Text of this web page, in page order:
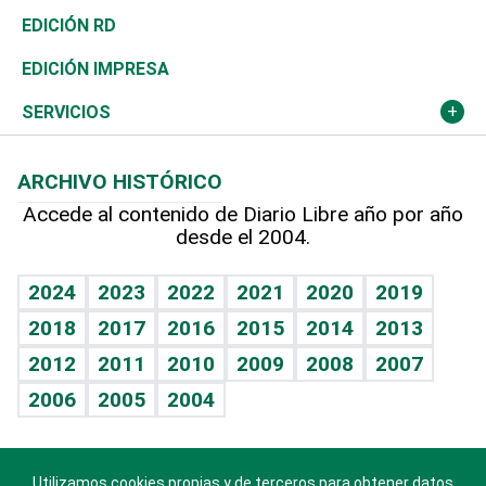
Ocenanía
Caribe
Resto del mundo
Telecom.
Global y variable
Economía personal
Sociales
Novedades
Podcast Arte Libre
Hablando con el pediatra
Vida y familia
Eñe
Celebrando la vida
Sin complejos
En pocas palabras
Tenis
Olimpismo
Más deportes
Línea de hit
TBT Deportivo
El Espía
Noticiero Poteleche
Columnistas
Historia
Martes de tecnología
Cambio climático
Revista
Deportes
Opinión
Hecho en casa
Guía del dinero
EDICIÓN RD
EDICIÓN IMPRESA
SERVICIOS
Cumpleaños
Horóscopos
Crucigramas
ARCHIVO HISTÓRICO
Accede al contenido de Diario Libre año por año
desde el 2004.
2024 2023 2022 2021 2020
2019
2018
2017 2016 2015 2014
2013
2012
2011 2010 2009 2008
2007
2006
2005 2004